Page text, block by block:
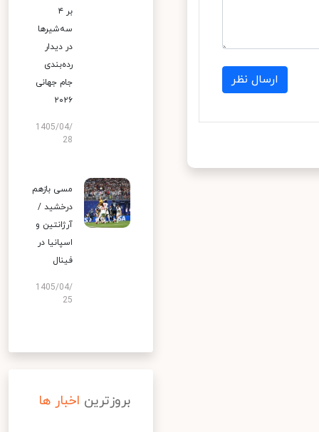
ارسال نظر
بر ۴
سه‌شیرها
در دیدار
رده‌بندی
جام جهانی
۲۰۲۶
1405/04/
28
مسی بازهم
درخشید /
آرژانتین و
اسپانیا در
فینال
1405/04/
25
بروزترین اخبار ها